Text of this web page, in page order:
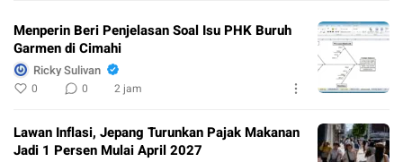
Menperin Beri Penjelasan Soal Isu PHK Buruh
Garmen di Cimahi
Ricky Sulivan
0 0 2 jam
Lawan Inflasi, Jepang Turunkan Pajak Makanan
Jadi 1 Persen Mulai April 2027